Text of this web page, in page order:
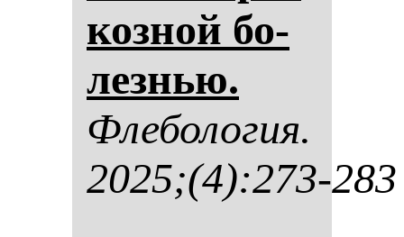
коз­ной бо­
лез­нью.
Фле­бо­ло­гия.
2025;(4):273-283